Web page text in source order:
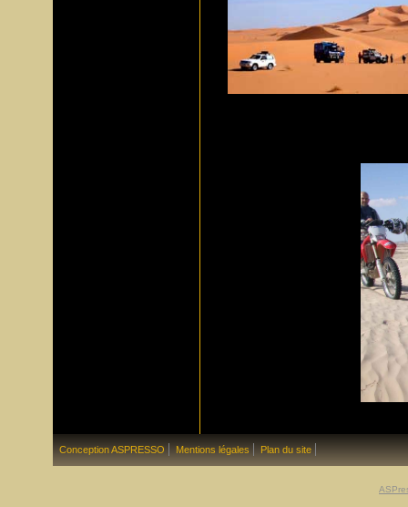
Conception ASPRESSO Mentions légales Plan du site